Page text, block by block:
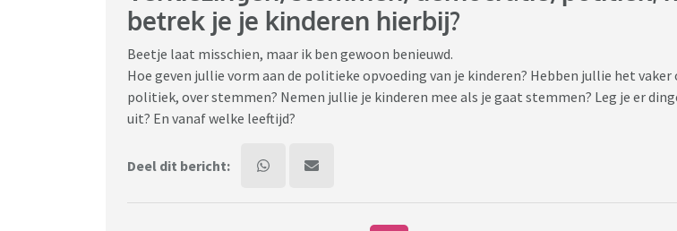
betrek je je kinderen hierbij?
Beetje laat misschien, maar ik ben gewoon benieuwd.
Hoe geven jullie vorm aan de politieke opvoeding van je kinderen? Hebben jullie het vaker
politiek, over stemmen? Nemen jullie je kinderen mee als je gaat stemmen? Leg je er
uit? En vanaf welke leeftijd?
Deel dit bericht: